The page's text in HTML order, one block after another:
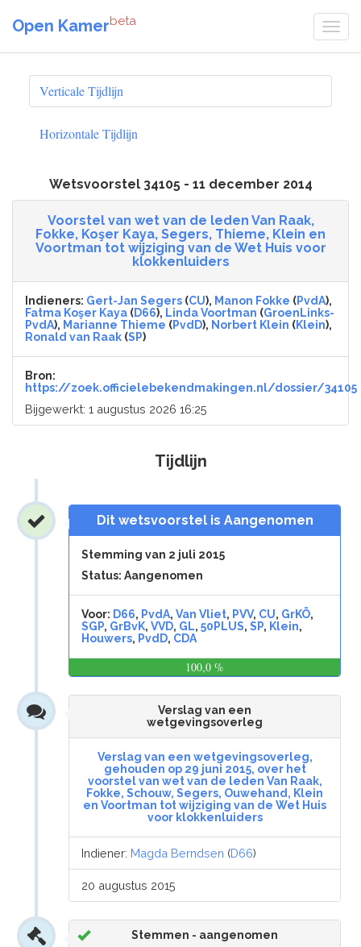
Open Kamerbeta
Verticale Tijdlijn
Horizontale Tijdlijn
Wetsvoorstel 34105 - 11 december 2014
Voorstel van wet van de leden Van Raak,
Fokke, Koşer Kaya, Segers, Thieme, Klein en
Voortman tot wijziging van de Wet Huis voor
klokkenluiders
Indieners: Gert-Jan Segers (CU), Manon Fokke (PvdA),
Fatma Koşer Kaya (D66), Linda Voortman (GroenLinks-
PvdA), Marianne Thieme (PvdD), Norbert Klein (Klein),
Ronald van Raak (SP)
Bron:
https://zoek.officielebekendmakingen.nl/dossier/34105
Bijgewerkt: 1 augustus 2026 16:25
Tijdlijn
Dit wetsvoorstel is Aangenomen
Stemming van 2 juli 2015
Status: Aangenomen
Voor: D66, PvdA,Van Vliet, PVV, CU, GrKÖ,
SGP, GrBvK,VVD, GL,50PLUS,SP, Klein,
Houwers, PvdD, CDA
100,0 %
Verslag van een
wetgevingsoverleg
Verslag van een wetgevingsoverleg,
gehouden op 29 juni 2015, over het
voorstel van wet van de leden Van Raak,
Fokke, Schouw, Segers, Ouwehand, Klein
en Voortman tot wijziging van de Wet Huis
voor klokkenluiders
Indiener: Magda Berndsen (D66)
20 augustus 2015
Stemmen - aangenomen